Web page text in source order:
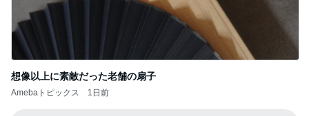
想像以上に素敵だった老舗の扇子
Amebaトピックス 1日前